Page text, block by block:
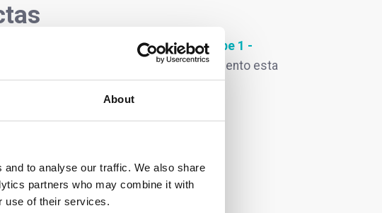
About
to analyse our traffic. We also share
partners who may combine it with
use of their services.
frecuentes relacionadas conScope 1 -
solicitud, puede filtrar en cualquier momento esta